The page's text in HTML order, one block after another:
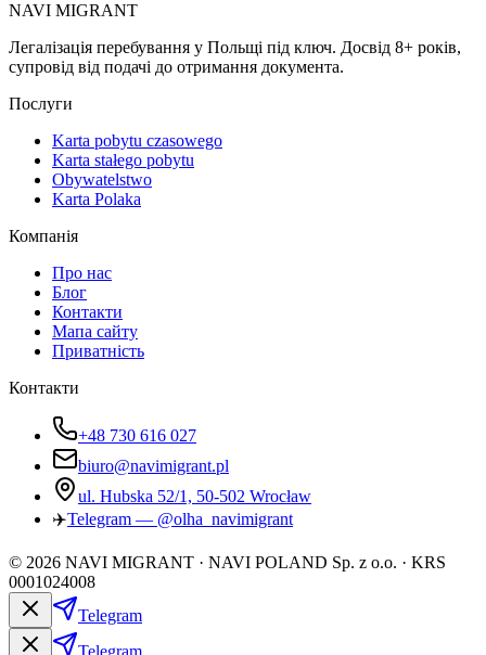
NAVI MIGRANT
Легалізація перебування у Польщі під ключ. Досвід 8+ років,
супровід від подачі до отримання документа.
Послуги
Karta pobytu czasowego
Karta stałego pobytu
Obywatelstwo
Karta Polaka
Компанія
Про нас
Блог
Контакти
Мапа сайту
Приватність
Контакти
+48 730 616 027
biuro@navimigrant.pl
ul. Hubska 52/1, 50-502 Wrocław
✈️Telegram — @olha_navimigrant
© 2026 NAVI MIGRANT · NAVI POLAND Sp. z o.o. · KRS
0001024008
Telegram
Telegram